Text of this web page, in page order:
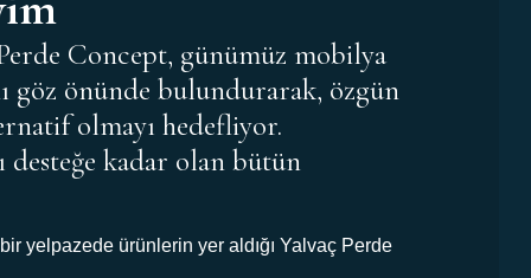
Concept, günümüz mobilya
göz önünde bulundurarak, özgün
olmayı hedefliyor.
desteğe kadar olan bütün
yelpazede ürünlerin yer aldığı Yalvaç Perde